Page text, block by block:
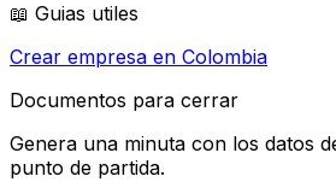
📖 Guias utiles
Crear empresa en Colombia
Documentos para cerrar
Genera una minuta con los datos
punto de partida.